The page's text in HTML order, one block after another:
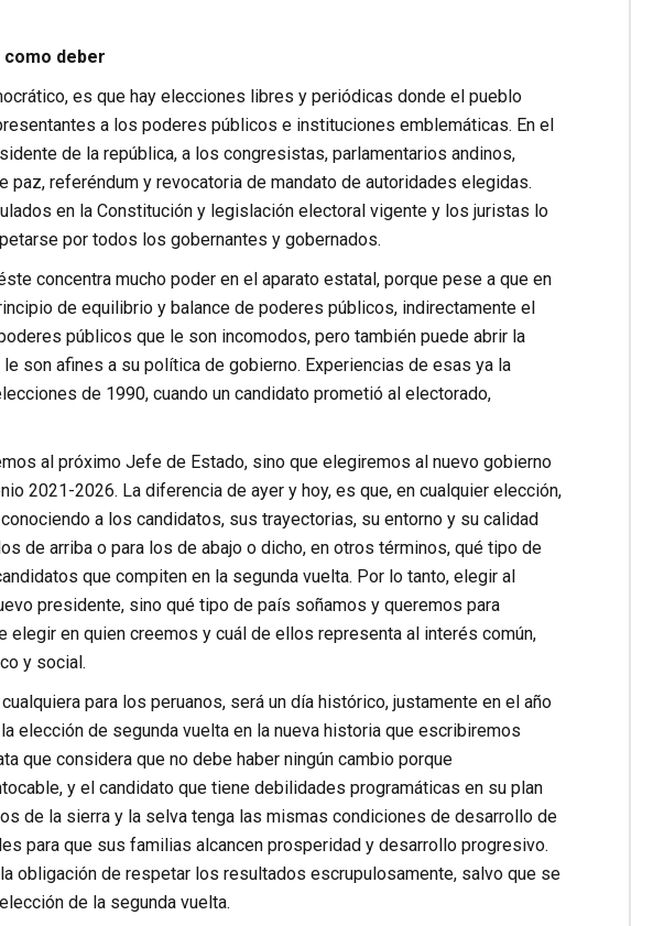
deber
es que hay elecciones libres y periódicas donde el pueblo
a los poderes públicos e instituciones emblemáticas. En el
de la república, a los congresistas, parlamentarios andinos,
referéndum y revocatoria de mandato de autoridades elegidas.
en la Constitución y legislación electoral vigente y los juristas lo
por todos los gobernantes y gobernados.
concentra mucho poder en el aparato estatal, porque pese a que en
de equilibrio y balance de poderes públicos, indirectamente el
públicos que le son incomodos, pero también puede abrir la
son afines a su política de gobierno. Experiencias de esas ya la
de 1990, cuando un candidato prometió al electorado,
al próximo Jefe de Estado, sino que elegiremos al nuevo gobierno
2021-2026. La diferencia de ayer y hoy, es que, en cualquier elección,
a los candidatos, sus trayectorias, su entorno y su calidad
de arriba o para los de abajo o dicho, en otros términos, qué tipo de
que compiten en la segunda vuelta. Por lo tanto, elegir al
presidente, sino qué tipo de país soñamos y queremos para
en quien creemos y cuál de ellos representa al interés común,
y social.
para los peruanos, será un día histórico, justamente en el año
elección de segunda vuelta en la nueva historia que escribiremos
que considera que no debe haber ningún cambio porque
y el candidato que tiene debilidades programáticas en su plan
de la sierra y la selva tenga las mismas condiciones de desarrollo de
para que sus familias alcancen prosperidad y desarrollo progresivo.
obligación de respetar los resultados escrupulosamente, salvo que se
de la segunda vuelta.